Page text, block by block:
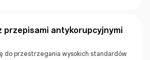
przepisami antykorupcyjnymi
do przestrzegania wysokich standardów